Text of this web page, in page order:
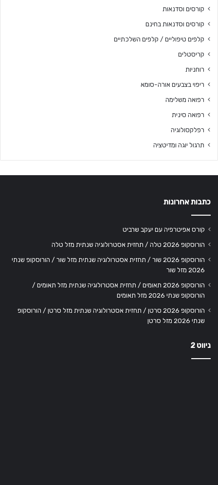
קורסים וסדנאות
קורסים וסדנאות בחינם
קלפים טיפוליים / קלפים השלכתיים
קריסטלים
רוחניות
ריפוי בצבעים אורה-סומא
רפואה משלימה
רפואה סינית
רפלקסולוגיה
תרגול יוגה ומדיטציה
כתבות אחרונות
קורס אפיטרפיה עם יעקב שרביט
הורוסקופ 2026 טלה / תחזית אסטרולוגיה שנתית מזל טלה
הורוסקופ 2026 שור / תחזית אסטרולוגיה שנתית מזל שור / הורוסקופ שנתי
2026 מזל שור
הורוסקופ 2026 תאומים / תחזית אסטרולוגיה שנתית מזל תאומים /
הורוסקופ שנתי 2026 מזל תאומים
הורוסקופ 2026 סרטן / תחזית אסטרולוגיה שנתית מזל סרטן / הורוסקופ
שנתי 2026 מזל סרטן
ניווט 2